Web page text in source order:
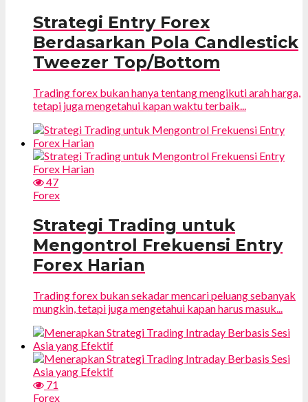
Strategi Entry Forex
Berdasarkan Pola Candlestick
Tweezer Top/Bottom
Trading forex bukan hanya tentang mengikuti arah harga,
tetapi juga mengetahui kapan waktu terbaik...
47
Forex
Strategi Trading untuk
Mengontrol Frekuensi Entry
Forex Harian
Trading forex bukan sekadar mencari peluang sebanyak
mungkin, tetapi juga mengetahui kapan harus masuk...
71
Forex